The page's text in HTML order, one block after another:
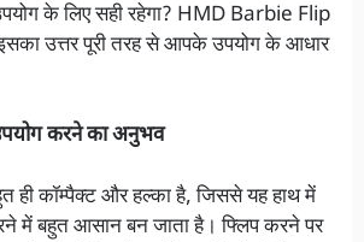
के लिए सही रहेगा? HMD Barbie Flip
उत्तर पूरी तरह से आपके उपयोग के आधार
करने का अनुभव
ही कॉम्पैक्ट और हल्का है, जिससे यह हाथ में
में बहुत आसान बन जाता है। फ्लिप करने पर